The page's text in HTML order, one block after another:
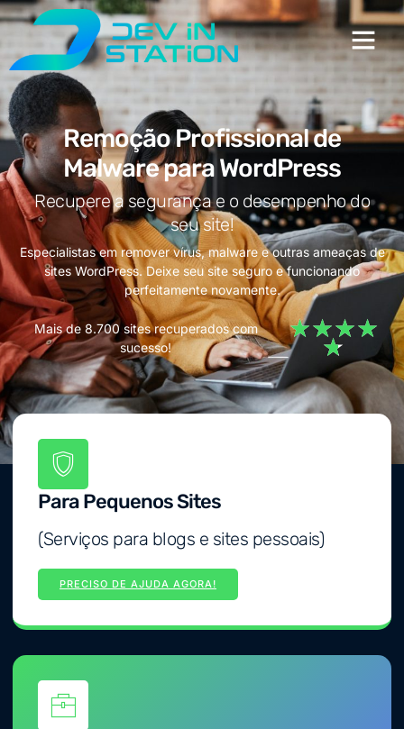
Remoção Profissional de
Malware para WordPress
Recupere a segurança e o desempenho do
seu site!
Especialistas em remover vírus, malware e outras ameaças de
sites WordPress. Deixe seu site seguro e funcionando
perfeitamente novamente.
Mais de 8.700 sites recuperados com
sucesso!
★★★★
★
Para Pequenos Sites
(Serviços para blogs e sites pessoais)
PRECISO DE AJUDA AGORA!